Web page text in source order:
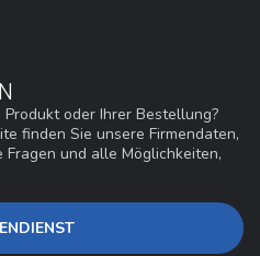
oder Ihrer Bestellung?
finden Sie unsere Firmendaten,
und alle Möglichkeiten,